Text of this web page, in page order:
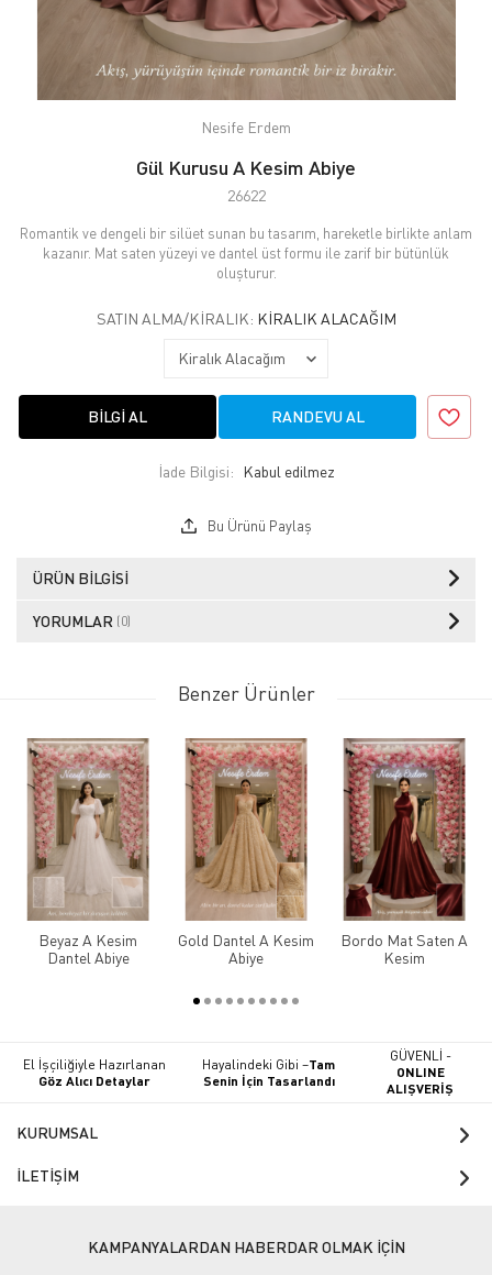
Nesife Erdem
Gül Kurusu A Kesim Abiye
26622
Romantik ve dengeli bir silüet sunan bu tasarım, hareketle birlikte anlam
kazanır. Mat saten yüzeyi ve dantel üst formu ile zarif bir bütünlük
oluşturur.
SATIN ALMA/KIRALIK: KIRALIK ALACAĞIM
BILGI AL RANDEVU AL
İade Bilgisi:
Bu Ürünü Paylaş
ÜRÜN BILGISI
YORUMLAR (0)
Benzer Ürünler
Beyaz A Kesim
Dantel Abiye
Gold Dantel A Kesim
Abiye
Bordo Mat Saten A
Kesim
El İşçiliğiyle Hazırlanan
Göz Alıcı Detaylar
Hayalindeki Gibi –Tam
Senin İçin Tasarlandı
GÜVENLİ -
ONLINE
ALIŞVERİŞ
KURUMSAL
İLETİŞİM
KAMPANYALARDAN HABERDAR OLMAK İÇİN